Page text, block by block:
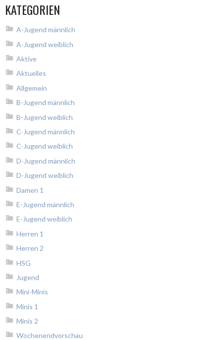
KATEGORIEN
A-Jugend männlich
A-Jugend weiblich
Aktive
Aktuelles
Allgemein
B-Jugend männlich
B-Jugend weiblich
C-Jugend männlich
C-Jugend weiblich
D-Jugend männlich
D-Jugend weiblich
Damen 1
E-Jugend männlich
E-Jugend weiblich
Herren 1
Herren 2
HSG
Jugend
Mini-Minis
Minis 1
Minis 2
Wochenendvorschau